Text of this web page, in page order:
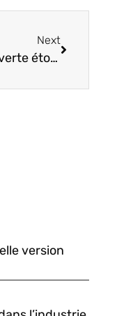
Next
Découverte étonnante : la batterie tineco s5 révolutionne le ménage high-tech
version